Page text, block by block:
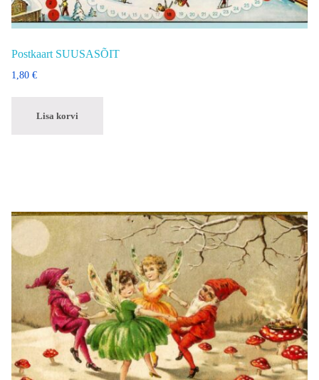
Postkaart SUUSASÕIT
1,80 €
Lisa korvi